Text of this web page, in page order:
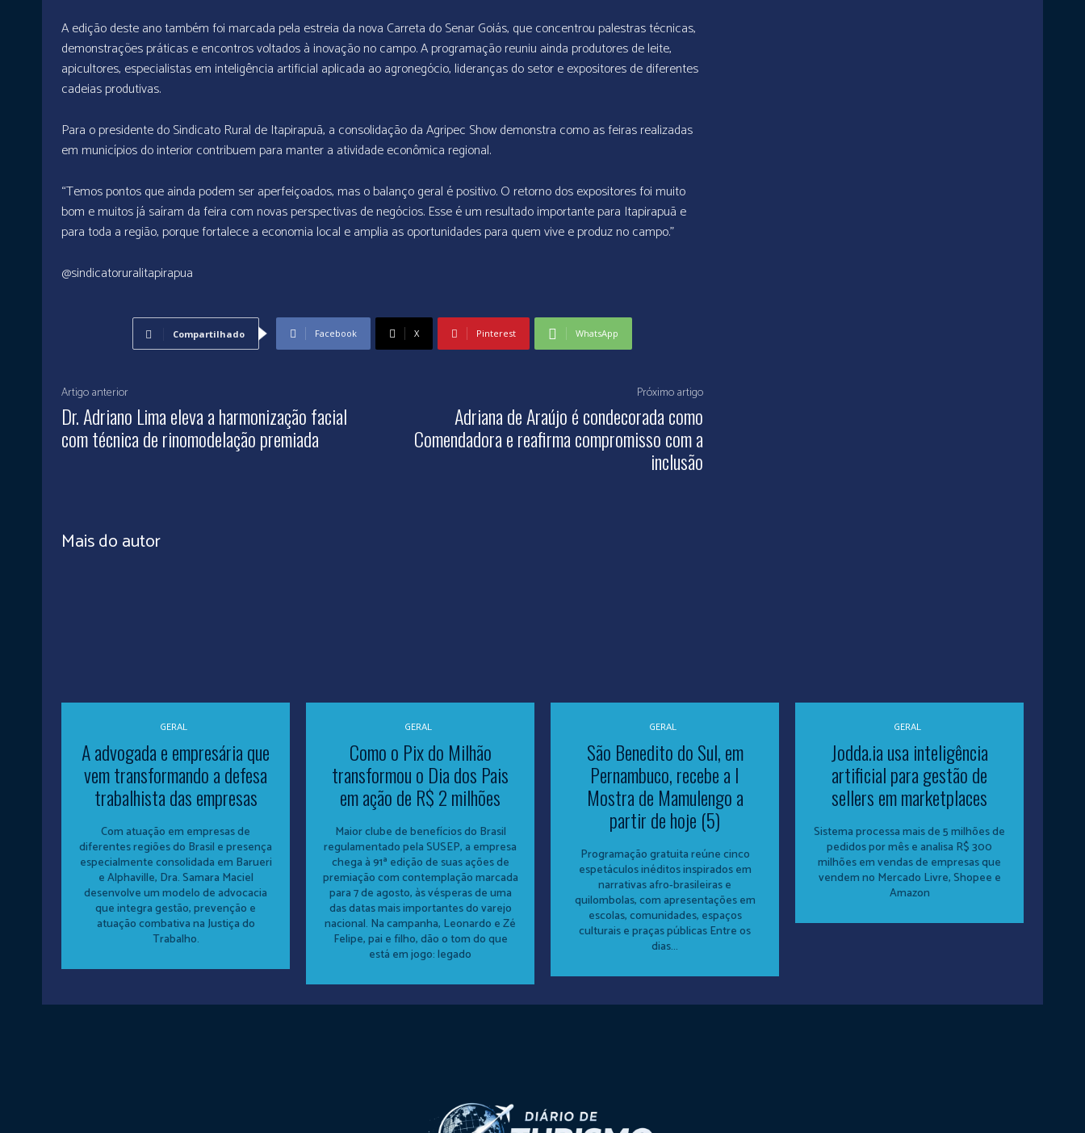
A edição deste ano também foi marcada pela estreia da nova Carreta do Senar Goiás, que concentrou palestras técnicas,
demonstrações práticas e encontros voltados à inovação no campo. A programação reuniu ainda produtores de leite,
apicultores, especialistas em inteligência artificial aplicada ao agronegócio, lideranças do setor e expositores de diferentes
cadeias produtivas.
Para o presidente do Sindicato Rural de Itapirapuã, a consolidação da Agripec Show demonstra como as feiras realizadas
em municípios do interior contribuem para manter a atividade econômica regional.
“Temos pontos que ainda podem ser aperfeiçoados, mas o balanço geral é positivo. O retorno dos expositores foi muito
bom e muitos já saíram da feira com novas perspectivas de negócios. Esse é um resultado importante para Itapirapuã e
para toda a região, porque fortalece a economia local e amplia as oportunidades para quem vive e produz no campo.”
@sindicatoruralitapirapua
Compartilhado Facebook X Pinterest WhatsApp
Artigo anterior
Dr. Adriano Lima eleva a harmonização facial
com técnica de rinomodelação premiada
Próximo artigo
Adriana de Araújo é condecorada como
Comendadora e reafirma compromisso com a
inclusão
Mais do autor
GERAL
A advogada e empresária que
vem transformando a defesa
trabalhista das empresas
Com atuação em empresas de
diferentes regiões do Brasil e presença
especialmente consolidada em Barueri
e Alphaville, Dra. Samara Maciel
desenvolve um modelo de advocacia
que integra gestão, prevenção e
atuação combativa na Justiça do
Trabalho.
GERAL
Como o Pix do Milhão
transformou o Dia dos Pais
em ação de R$ 2 milhões
Maior clube de benefícios do Brasil
regulamentado pela SUSEP, a empresa
chega à 91ª edição de suas ações de
premiação com contemplação marcada
para 7 de agosto, às vésperas de uma
das datas mais importantes do varejo
nacional. Na campanha, Leonardo e Zé
Felipe, pai e filho, dão o tom do que
está em jogo: legado
GERAL
São Benedito do Sul, em
Pernambuco, recebe a I
Mostra de Mamulengo a
partir de hoje (5)
Programação gratuita reúne cinco
espetáculos inéditos inspirados em
narrativas afro-brasileiras e
quilombolas, com apresentações em
escolas, comunidades, espaços
culturais e praças públicas Entre os
dias...
GERAL
Jodda.ia usa inteligência
artificial para gestão de
sellers em marketplaces
Sistema processa mais de 5 milhões de
pedidos por mês e analisa R$ 300
milhões em vendas de empresas que
vendem no Mercado Livre, Shopee e
Amazon